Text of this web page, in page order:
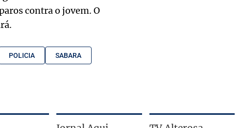
contra o jovem. O
POLICIA SABARA